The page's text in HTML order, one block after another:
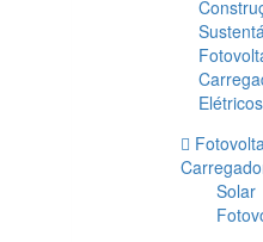
Elétricos
Solar